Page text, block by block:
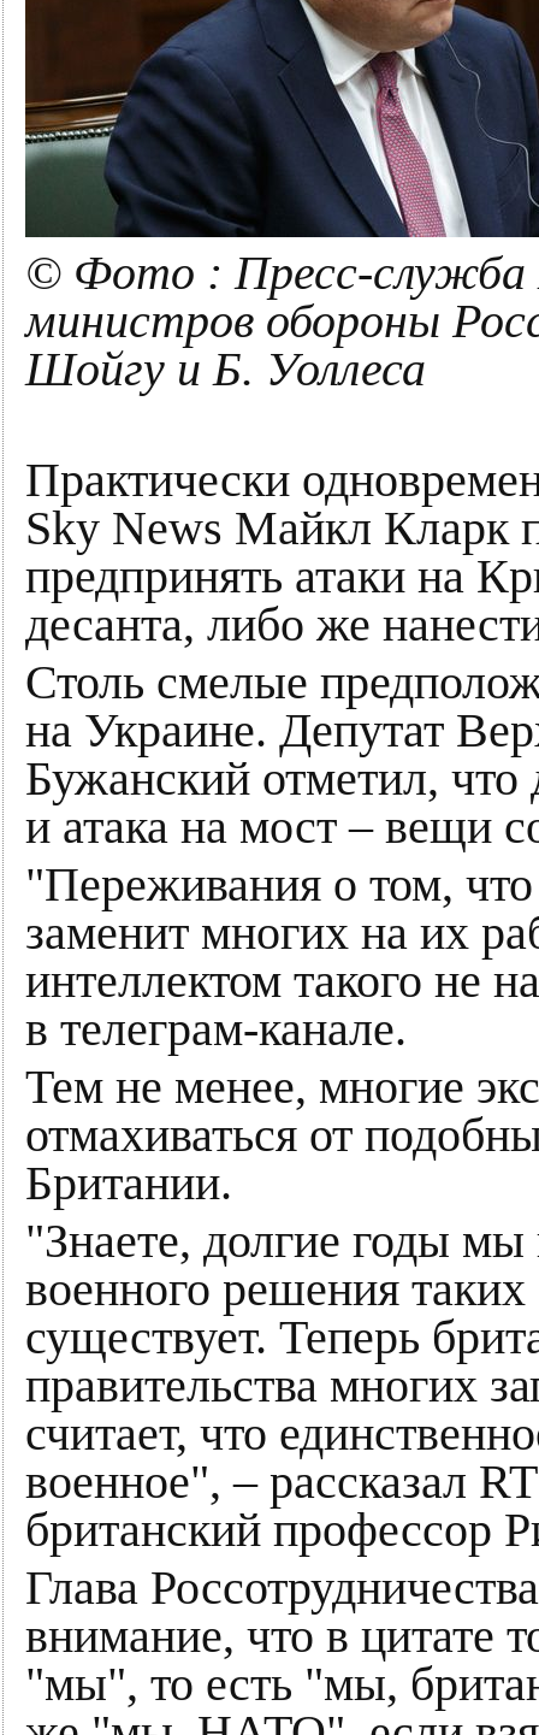
© Фото : Пресс-
министров обороны
Шойгу и Б. Уоллеса
Практически
Sky News Майкл Кларк
предпринять атаки на
десанта, либо же
Столь смелые
на Украине. Депутат
Бужанский отметил,
и атака на мост – вещи
"Переживания о том,
заменит многих на их
интеллектом такого не
в телеграм-канале.
Тем не менее, многие
отмахиваться от
Британии.
"Знаете, долгие годы
военного решения
существует. Теперь
правительства многих
считает, что
военное", – рассказал
британский профессор
Глава
внимание, что в цитате
"мы", то есть "мы,